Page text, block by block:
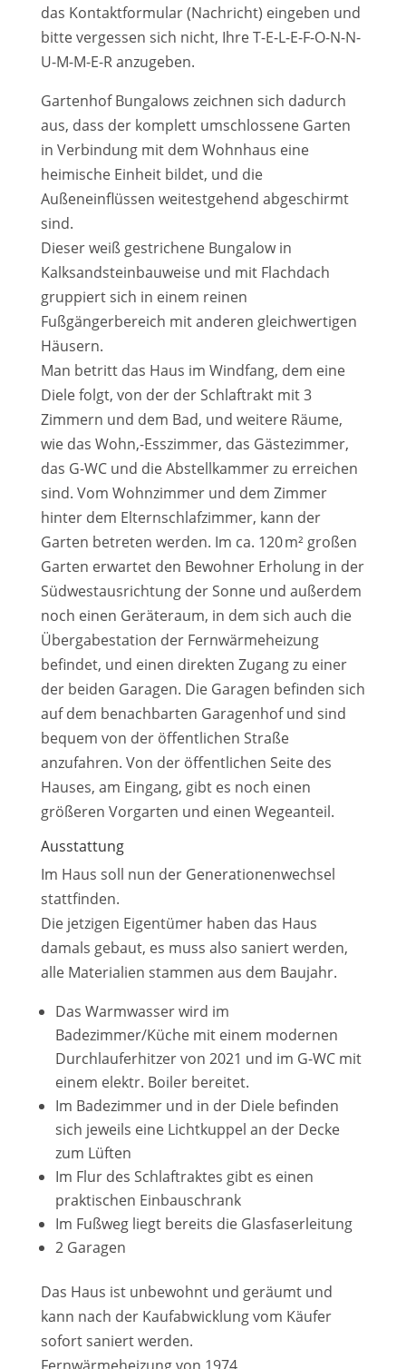
das Kontaktformular (Nachricht) eingeben und
bitte vergessen sich nicht, Ihre T-E-L-E-F-O-N-N-
U-M-M-E-R anzugeben.
Gartenhof Bungalows zeichnen sich dadurch
aus, dass der komplett umschlossene Garten
in Verbindung mit dem Wohnhaus eine
heimische Einheit bildet, und die
Außeneinflüssen weitestgehend abgeschirmt
sind.
Dieser weiß gestrichene Bungalow in
Kalksandsteinbauweise und mit Flachdach
gruppiert sich in einem reinen
Fußgängerbereich mit anderen gleichwertigen
Häusern.
Man betritt das Haus im Windfang, dem eine
Diele folgt, von der der Schlaftrakt mit 3
Zimmern und dem Bad, und weitere Räume,
wie das Wohn,-Esszimmer, das Gästezimmer,
das G-WC und die Abstellkammer zu erreichen
sind. Vom Wohnzimmer und dem Zimmer
hinter dem Elternschlafzimmer, kann der
Garten betreten werden. Im ca. 120 m² großen
Garten erwartet den Bewohner Erholung in der
Südwestausrichtung der Sonne und außerdem
noch einen Geräteraum, in dem sich auch die
Übergabestation der Fernwärmeheizung
befindet, und einen direkten Zugang zu einer
der beiden Garagen. Die Garagen befinden sich
auf dem benachbarten Garagenhof und sind
bequem von der öffentlichen Straße
anzufahren. Von der öffentlichen Seite des
Hauses, am Eingang, gibt es noch einen
größeren Vorgarten und einen Wegeanteil.
Ausstattung
Im Haus soll nun der Generationenwechsel
stattfinden.
Die jetzigen Eigentümer haben das Haus
damals gebaut, es muss also saniert werden,
alle Materialien stammen aus dem Baujahr.
Das Warmwasser wird im
Badezimmer/Küche mit einem modernen
Durchlauferhitzer von 2021 und im G-WC mit
einem elektr. Boiler bereitet.
Im Badezimmer und in der Diele befinden
sich jeweils eine Lichtkuppel an der Decke
zum Lüften
Im Flur des Schlaftraktes gibt es einen
praktischen Einbauschrank
Im Fußweg liegt bereits die Glasfaserleitung
2 Garagen
Das Haus ist unbewohnt und geräumt und
kann nach der Kaufabwicklung vom Käufer
sofort saniert werden.